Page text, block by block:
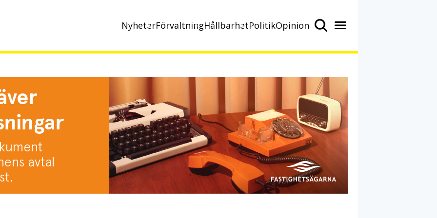
NyheterFörvaltningHållbarhetPolitikOpinion